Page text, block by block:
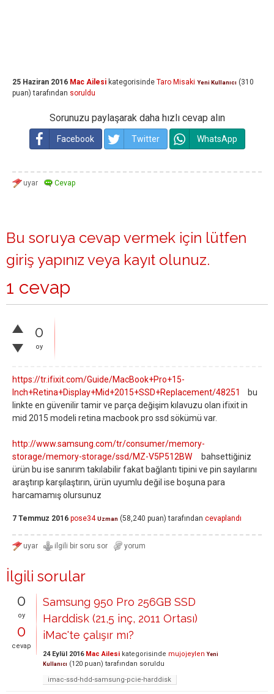
25 Haziran 2016 Mac Ailesi kategorisinde Taro Misaki Yeni Kullanıcı (310
puan) tarafından soruldu
Sorunuzu paylaşarak daha hızlı cevap alın
Facebook Twitter WhatsApp
Bu soruya cevap vermek için lütfen
giriş yapınız veya kayıt olunuz.
1 cevap
0
oy
https://tr.ifixit.com/Guide/MacBook+Pro+15-
Inch+Retina+Display+Mid+2015+SSD+Replacement/48251
bu
linkte en güvenilir tamir ve parça değişim kılavuzu olan ifixit in
mid 2015 modeli retina macbook pro ssd sökümü var.
http://www.samsung.com/tr/consumer/memory-
storage/memory-storage/ssd/MZ-V5P512BW bahsettiğiniz
ürün bu ise sanırım takılabilir fakat bağlantı tipini ve pin sayılarını
araştırıp karşılaştırın, ürün uyumlu değil ise boşuna para
harcamamış olursunuz
7 Temmuz 2016 pose34 Uzman (58,240 puan) tarafından cevaplandı
İlgili sorular
0
oy
0
cevap
Samsung 950 Pro 256GB SSD
Harddisk (21,5 inç, 2011 Ortası)
iMac'te çalışır mı?
24 Eylül 2016 Mac Ailesi kategorisinde mujojeylen Yeni
Kullanıcı (120 puan) tarafından soruldu
imac-ssd-hdd-samsung-pcie-harddisk